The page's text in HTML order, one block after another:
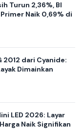
Turun 2,36%, BI
Naik 0,69% di
2012 dari Cyanide:
Dimainkan
LED 2026: Layar
Naik Signifikan